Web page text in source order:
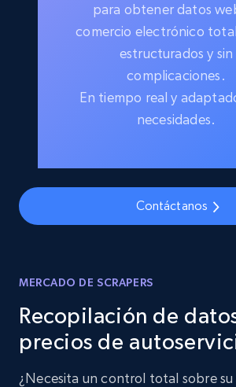
para obtener datos
comercio electrónico
estructurados y sin
complicaciones.
En tiempo real y
necesidades.
Contáctanos
MERCADO DE SCRAPERS
Recopilación de
precios de
¿Necesita un control total sobre su